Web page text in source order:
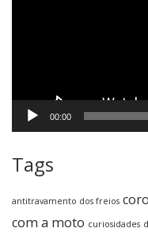
00:00
Tags
antitravamento dos freios
com a moto curiosidades